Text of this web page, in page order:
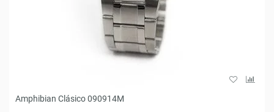
Amphibian Clásico 090914M